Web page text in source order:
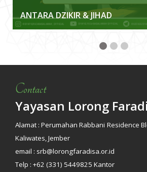
ANTARA DZIKIR & JIHAD
Contact
Yayasan Lorong
Alamat : Perumahan Rabbani Residence
Kaliwates, Jember
email : srb@lorongfaradisa.or.id
Telp : +62 (331) 5449825 Kantor